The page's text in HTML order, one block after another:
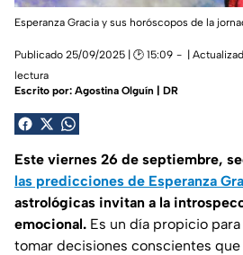
Esperanza Gracia y sus horóscopos de la
Publicado 25/09/2025 | 🕑 15:09 |
lectura
Escrito por: Agostina Olguín | DR
Este viernes 26 de septiembre,
las predicciones de Esperanza
astrológicas invitan a la
emocional. Es un día propicio
tomar decisiones conscientes